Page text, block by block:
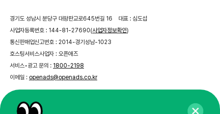
경기도 성남시 분당구 대왕판교로645번길 16
대표 : 심도섭
사업자등록번호 : 144-81-27690(사업자정보확인)
통신판매업신고번호 : 2014-경기성남-1023
호스팅서비스사업자 : 오픈애즈
서비스•광고 문의 : 1800-2198
이메일 : openads@openads.co.kr
이용약관개인정보처리방침